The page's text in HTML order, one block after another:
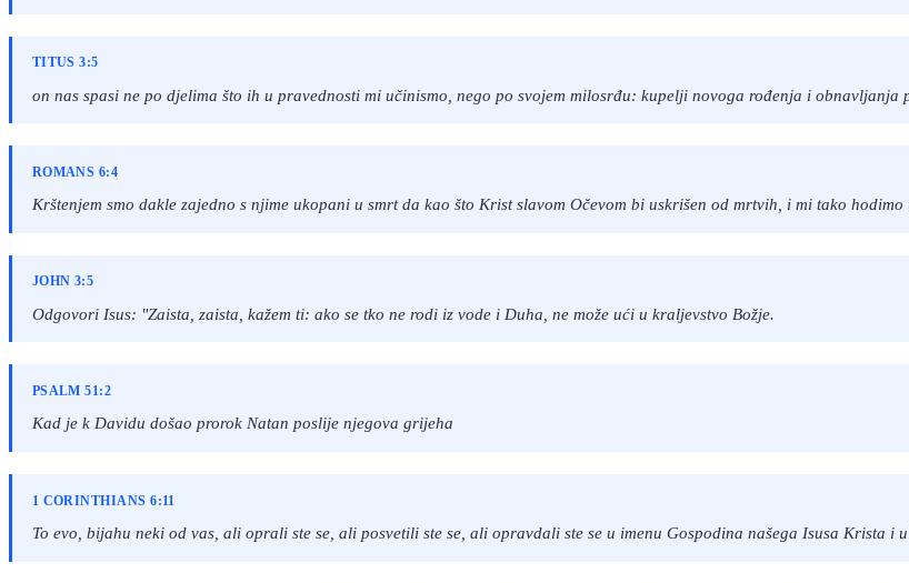
TITUS 3:5
on nas spasi ne po djelima što ih u pravednosti mi učinismo, nego po svojem milosrđu: kupelji novoga rođenja i obnavljanja
ROMANS 6:4
Krštenjem smo dakle zajedno s njime ukopani u smrt da kao što Krist slavom Očevom bi uskrišen od mrtvih, i mi tako hodimo
JOHN 3:5
Odgovori Isus: "Zaista, zaista, kažem ti: ako se tko ne rodi iz vode i Duha, ne može ući u kraljevstvo Božje.
PSALM 51:2
Kad je k Davidu došao prorok Natan poslije njegova grijeha
1 CORINTHIANS 6:11
To evo, bijahu neki od vas, ali oprali ste se, ali posvetili ste se, ali opravdali ste se u imenu Gospodina našega Isusa Krista i